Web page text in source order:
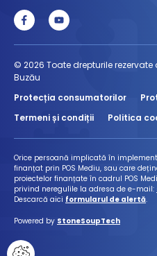
© 2026 Toate drepturile
Buzău
Protecția consumatorilor
Termeni și condiții
Politica
Orice persoană implicată în
finanțat prin POS Mediu, sau care
proiectelor finanțate în cadrul POS
privind neregulile la adresa de e-mail:
Descarcă aici formularul de alertă.
Powered by StoneSoupTech